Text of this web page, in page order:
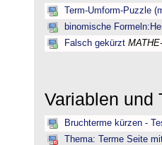
Term-Umform-Puzzle
binomische
Falsch gekürzt
Variablen und
Bruchterme kürzen -
Thema: Terme Seite